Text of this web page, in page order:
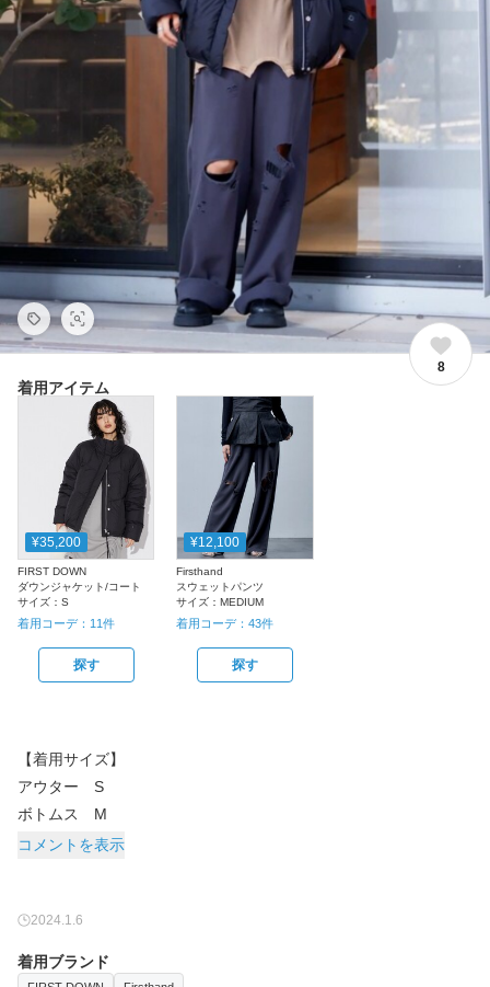
8
着用アイテム
¥35,200
FIRST DOWN
ダウンジャケット/コート
サイズ： S
着用コーデ： 11件
探す
¥12,100
Firsthand
スウェットパンツ
サイズ：MEDIUM
着用コーデ：43件
探す
【着用サイズ】
アウター S
ボトムス M
コメントを表示
2024.1.6
着用ブランド